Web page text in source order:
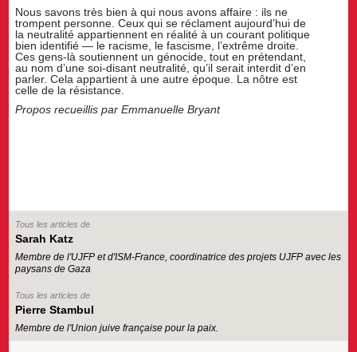
Nous savons très bien à qui nous avons affaire : ils ne
trompent personne. Ceux qui se réclament aujourd’hui de
la neutralité appartiennent en réalité à un courant politique
bien identifié — le racisme, le fascisme, l’extrême droite.
Ces gens-là soutiennent un génocide, tout en prétendant,
au nom d’une soi-disant neutralité, qu’il serait interdit d’en
parler. Cela appartient à une autre époque. La nôtre est
celle de la résistance.
Propos recueillis par Emmanuelle Bryant
Tous les articles de
Sarah Katz
Membre de l'UJFP et d'ISM-France, coordinatrice des projets UJFP avec les
paysans de Gaza
Tous les articles de
Pierre Stambul
Membre de l'Union juive française pour la paix.